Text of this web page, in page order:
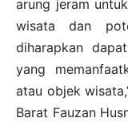
arung jeram
wisata dan
diharapkan
yang
atau objek
Barat Fauzan